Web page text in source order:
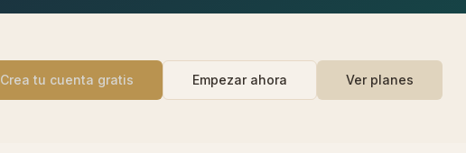
Crea tu cuenta gratis Empezar ahora Ver planes